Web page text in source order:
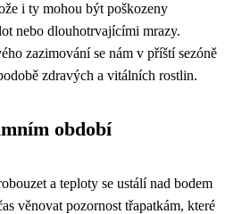
i ty mohou být poškozeny
nebo dlouhotrvajícími mrazy.
zazimování se nám v příští sezóně
zdravých a vitálních rostlin.
období
a teploty se ustálí nad bodem
věnovat pozornost třapatkám, které